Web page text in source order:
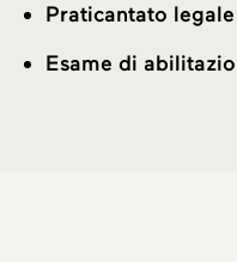
Praticantato
Esame di